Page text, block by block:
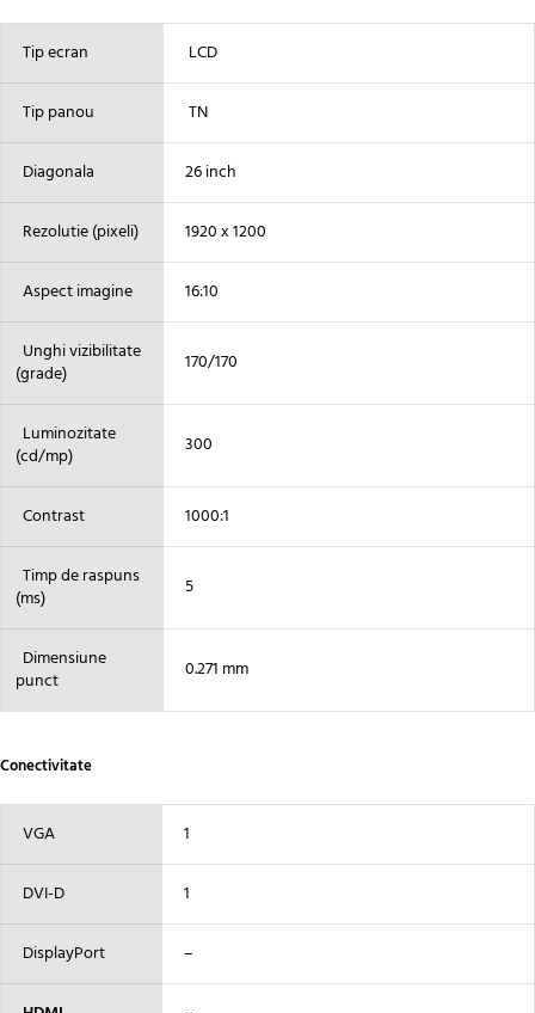
Tip ecran LCD
Tip panou TN
Diagonala 26 inch
Rezolutie (pixeli) 1920 x 1200
Aspect imagine 16:10
Unghi vizibilitate
(grade)
170/170
Luminozitate
(cd/mp)
300
Contrast 1000:1
Timp de raspuns
(ms)
5
Dimensiune
punct
0.271 mm
Conectivitate
VGA 1
DVI-D 1
DisplayPort –